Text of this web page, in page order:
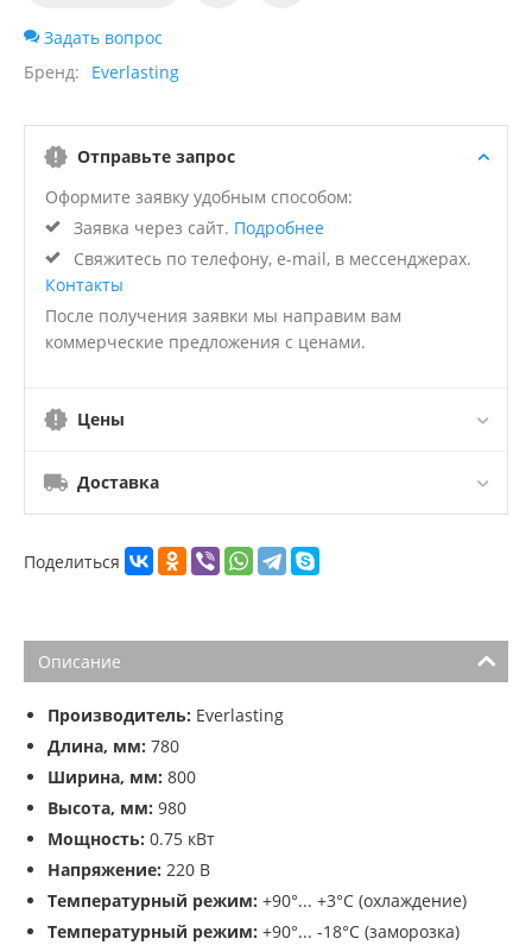
Задать вопрос
Бренд
Everlasting
Отправьте запрос
Оформите заявку удобным способом:
Заявка через сайт. Подробнее
Свяжитесь по телефону, e-mail, в мессенджерах.
Контакты
После получения заявки мы направим вам
коммерческие предложения с ценами.
Цены
Доставка
Поделиться
Описание
Производитель: Everlasting
Длина, мм: 780
Ширина, мм: 800
Высота, мм: 980
Мощность: 0.75 кВт
Напряжение: 220 В
Температурный режим: +90°... +3°С (охлаждение)
Температурный режим: +90°... -18°С (заморозка)